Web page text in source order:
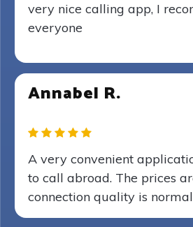
very nice calling app, I
everyone
Annabel R.
A very convenient
to call abroad. The prices
connection quality is